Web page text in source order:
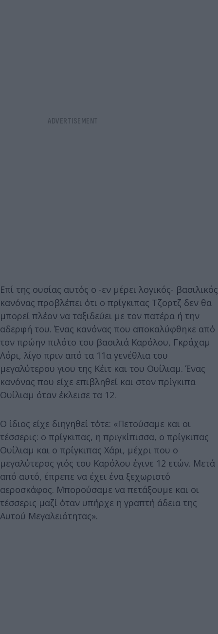
Επί της ουσίας αυτός ο -εν μέρει λογικός- βασιλικός
κανόνας προβλέπει ότι ο πρίγκιπας Τζορτζ δεν θα
μπορεί πλέον να ταξιδεύει με τον πατέρα ή την
αδερφή του. Ένας κανόνας που αποκαλύφθηκε από
τον πρώην πιλότο του βασιλιά Καρόλου, Γκράχαμ
Λόρι, λίγο πριν από τα 11α γενέθλια του
μεγαλύτερου γιου της Κέιτ και του Ουίλιαμ. Ένας
κανόνας που είχε επιβληθεί και στον πρίγκιπα
Ουίλιαμ όταν έκλεισε τα 12.
Ο ίδιος είχε διηγηθεί τότε: «Πετούσαμε και οι
τέσσερις: ο πρίγκιπας, η πριγκίπισσα, ο πρίγκιπας
Ουίλιαμ και ο πρίγκιπας Χάρι, μέχρι που ο
μεγαλύτερος γιός του Καρόλου έγινε 12 ετών. Μετά
από αυτό, έπρεπε να έχει ένα ξεχωριστό
αεροσκάφος. Μπορούσαμε να πετάξουμε και οι
τέσσερις μαζί όταν υπήρχε η γραπτή άδεια της
Αυτού Μεγαλειότητας».